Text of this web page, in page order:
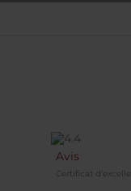
Avis
Certificat